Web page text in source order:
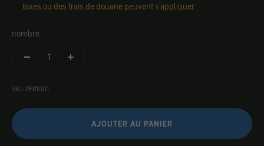
taxes ou des frais de douane peuvent s'appliquer.
nombre :
SKU: PER1001
AJOUTER AU PANIER